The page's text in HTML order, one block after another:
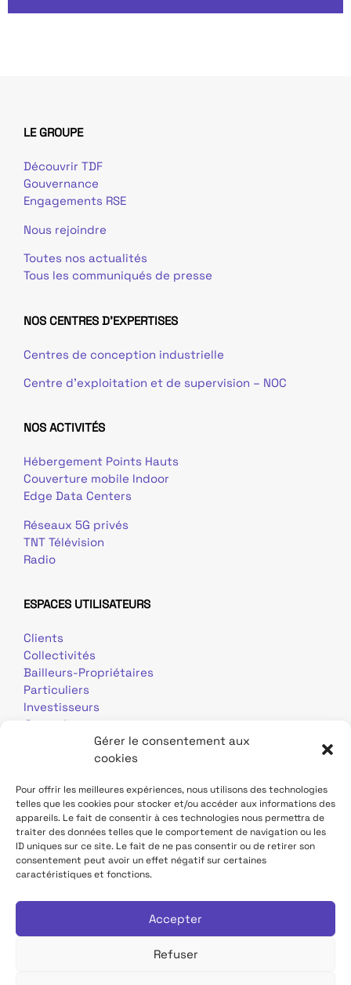
Gérer le consentement aux
cookies
Pour offrir les meilleures expériences, nous utilisons des technologies
telles que les cookies pour stocker et/ou accéder aux informations des
appareils. Le fait de consentir à ces technologies nous permettra de
traiter des données telles que le comportement de navigation ou les
ID uniques sur ce site. Le fait de ne pas consentir ou de retirer son
consentement peut avoir un effet négatif sur certaines
caractéristiques et fonctions.
Accepter
Refuser
LE GROUPE
Découvrir TDF
Gouvernance
Engagements RSE
Nous rejoindre
Toutes nos actualités
Tous les communiqués de presse
NOS CENTRES D'EXPERTISES
Centres de conception industrielle
Centre d’exploitation et de supervision – NOC
NOS ACTIVITÉS
Hébergement Points Hauts
Couverture mobile Indoor
Edge Data Centers
Réseaux 5G privés
TNT Télévision
Radio
ESPACES UTILISATEURS
Clients
Collectivités
Bailleurs-Propriétaires
Particuliers
Investisseurs
Journalistes
Mentions légales Données personnelles
Contact Site TDF Infrastructure
Déclaration d'accessibilité